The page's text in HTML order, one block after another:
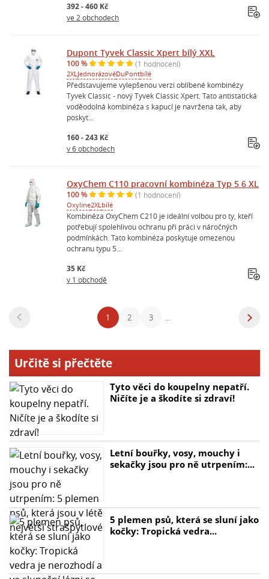
392 - 460 Kč
ve 2 obchodech
Dupont Tyvek Classic Xpert bílý XXL
100 % (1 hodnocení)
2XL JednorázovéDuPontbílé
Představujeme vylepšenou verzi oblíbené kombinézy
Tyvek Classic - nový Tyvek Classic Xpert. Tato antistatická
voděodolná kombinéza s kapucí je navržena tak, aby
poskyt...
160 - 243 Kč
v 6 obchodech
OxyChem C110 pracovní kombinéza Typ 5 6 XL
100 % (1 hodnocení)
Oxyline2XL bílé
Kombinéza OxyChem C210 je ideální volbou pro ty, kteří
potřebují spolehlivou ochranu při práci v náročných
podmínkách. Tato kombinéza poskytuje omezenou
ochranu typu 5...
35 Kč
v 1 obchodě
1 2 3
Určitě si přečtěte
Tyto věci do koupelny nepatří.
Ničíte je a škodíte si zdraví!
Letní bouřky, vosy, mouchy i
sekačky jsou pro ně utrpením:...
5 plemen psů, která se sluní jako
kočky: Tropická vedra...